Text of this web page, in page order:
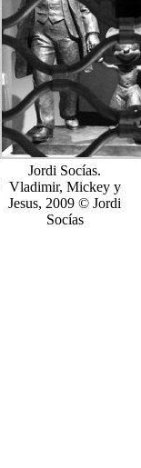
Jordi Socías.
Vladimir, Mickey y
Jesus, 2009 © Jordi
Socías